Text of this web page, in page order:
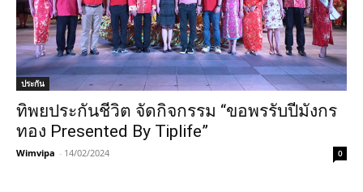
ประกัน
ทิพยประกันชีวิต จัดกิจกรรม “ขอพรรับปีมังกร
ทอง Presented By Tiplife”
Wimvipa - 14/02/2024 0